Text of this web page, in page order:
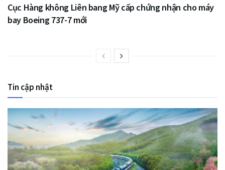
Cục Hàng không Liên bang Mỹ cấp chứng nhận cho máy
bay Boeing 737-7 mới
Tin cập nhật